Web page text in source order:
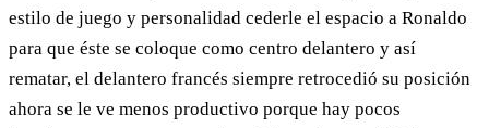
estilo de juego y personalidad cederle el espacio a Ronaldo
para que éste se coloque como centro delantero y así
rematar, el delantero francés siempre retrocedió su posición
ahora se le ve menos productivo porque hay pocos